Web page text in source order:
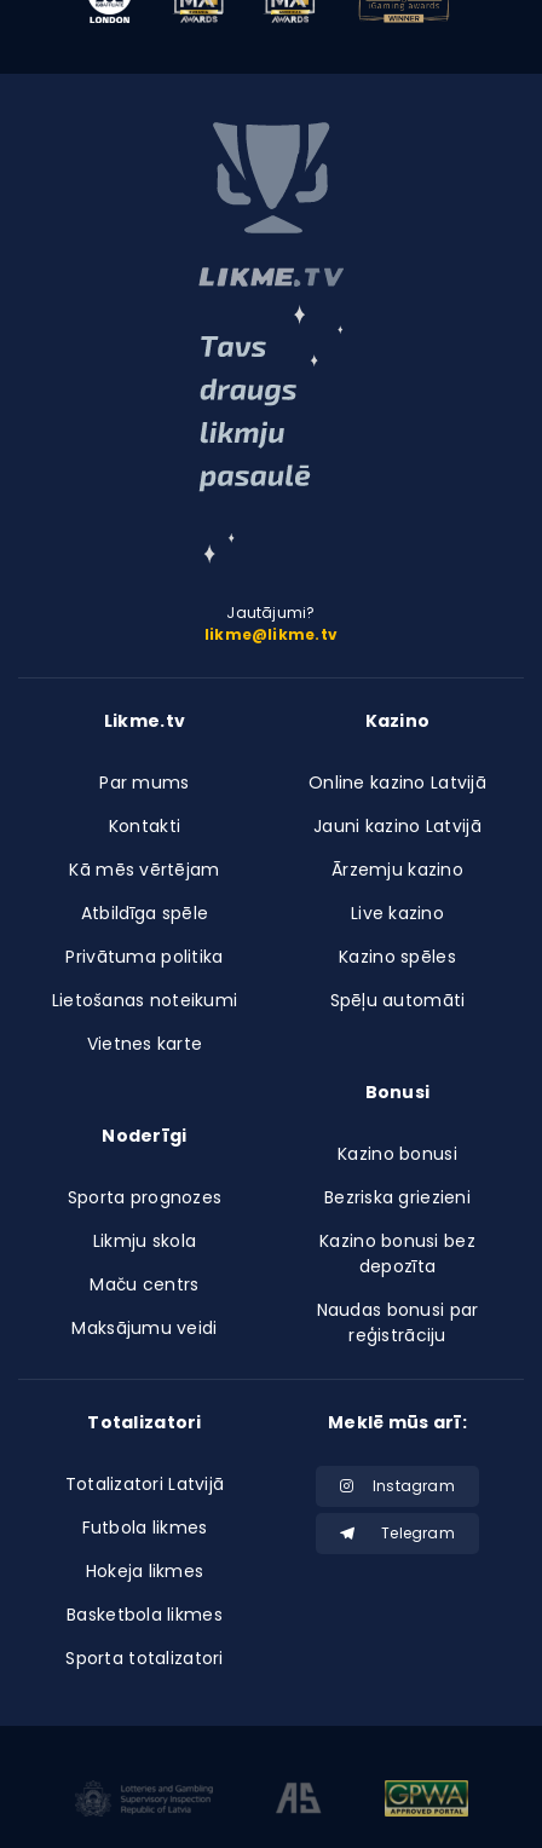
Jautājumi?
likme@likme.tv
Likme.tv
Par mums
Kontakti
Kā mēs vērtējam
Atbildīga spēle
Privātuma politika
Lietošanas noteikumi
Vietnes karte
Noderīgi
Sporta prognozes
Likmju skola
Maču centrs
Maksājumu veidi
Kazino
Online kazino Latvijā
Jauni kazino Latvijā
Ārzemju kazino
Live kazino
Kazino spēles
Spēļu automāti
Bonusi
Kazino bonusi
Bezriska griezieni
Kazino bonusi bez
depozīta
Naudas bonusi par
reģistrāciju
Totalizatori
Totalizatori Latvijā
Futbola likmes
Hokeja likmes
Basketbola likmes
Sporta totalizatori
Meklē mūs arī:
Instagram
Telegram